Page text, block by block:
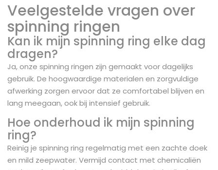
Veelgestelde vragen over
spinning ringen
Kan ik mijn spinning ring elke dag
dragen?
Ja, onze spinning ringen zijn gemaakt voor dagelijks
gebruik. De hoogwaardige materialen en zorgvuldige
afwerking zorgen ervoor dat ze comfortabel blijven en
lang meegaan, ook bij intensief gebruik.
Hoe onderhoud ik mijn spinning
ring?
Reinig je spinning ring regelmatig met een zachte doek
en mild zeepwater. Vermijd contact met chemicaliën